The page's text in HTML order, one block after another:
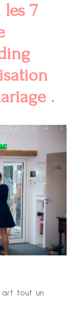
7
.
art tout un